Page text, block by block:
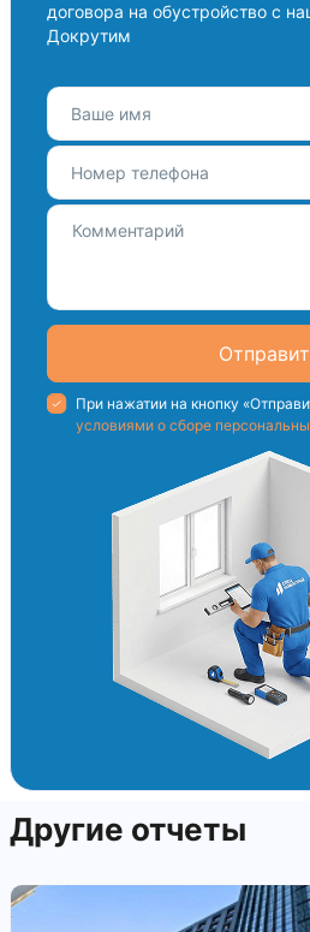
договора на обустройство с
Докрутим
Ваше имя
Номер телефона
При нажатии на кнопку
условиями о сборе
Другие отчеты